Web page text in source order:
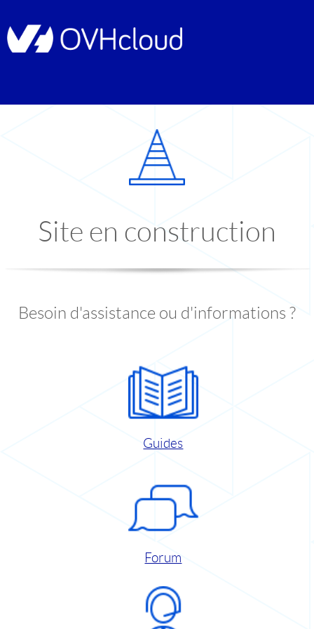
Site en construction
Besoin d'assistance ou d'informations ?
Guides
Forum